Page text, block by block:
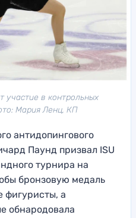
участие в контрольных
Мария Ленц, КП
антидопингового
Паунд призвал ISU
турнира на
бронзовую медаль
фигуристы, а
обнародовала